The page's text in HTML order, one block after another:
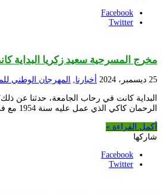
Facebook
Twitter
مخرج المسرحية سعيد زكريا البداية
25 ديسمبر، 2024 أخبارنا, المهرجان الوطني
البداية كانت في رحاب الجامعة، حدثنا عن
الرحمان كاكي الذي عمل عليه سنة 1954 مع فرقة القاراقوز، …
أكمل القراءة »
شاركها
Facebook
Twitter